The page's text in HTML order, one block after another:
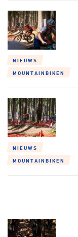
NIEUWS
MOUNTAINBIKEN
NIEUWS
MOUNTAINBIKEN